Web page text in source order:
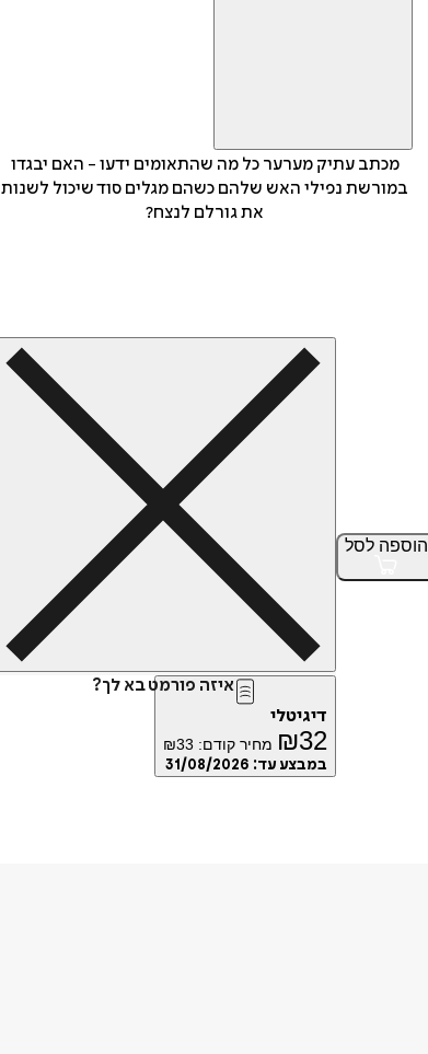
מכתב עתיק מערער כל מה שהתאומים ידעו - האם יבגדו
במורשת נפילי האש שלהם כשהם מגלים סוד שיכול לשנות
את גורלם לנצח?
הוספה לסל
איזה פורמט בא לך?
דיגיטלי
₪32 מחיר קודם: ₪33
במבצע עד: 31/08/2026